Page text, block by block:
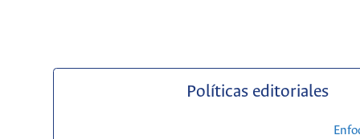
Políticas editoriales